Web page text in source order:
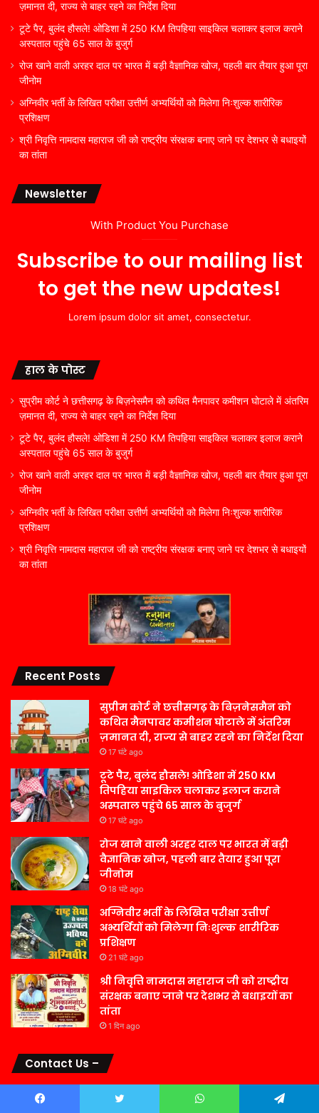
ज़मानत दी, राज्य से बाहर रहने का निर्देश दिया
टूटे पैर, बुलंद हौसले! ओडिशा में 250 KM तिपहिया साइकिल चलाकर इलाज कराने
अस्पताल पहुंचे 65 साल के बुजुर्ग
रोज खाने वाली अरहर दाल पर भारत में बड़ी वैज्ञानिक खोज, पहली बार तैयार हुआ पूरा
जीनोम
अग्निवीर भर्ती के लिखित परीक्षा उत्तीर्ण अभ्यर्थियों को मिलेगा निःशुल्क शारीरिक
प्रशिक्षण
श्री निवृत्ति नामदास महाराज जी को राष्ट्रीय संरक्षक बनाए जाने पर देशभर से बधाइयों
का तांता
Newsletter
With Product You Purchase
Subscribe to our mailing list
to get the new updates!
Lorem ipsum dolor sit amet, consectetur.
हाल के पोस्ट
सुप्रीम कोर्ट ने छत्तीसगढ़ के बिज़नेसमैन को कथित मैनपावर कमीशन घोटाले में अंतरिम
ज़मानत दी, राज्य से बाहर रहने का निर्देश दिया
टूटे पैर, बुलंद हौसले! ओडिशा में 250 KM तिपहिया साइकिल चलाकर इलाज कराने
अस्पताल पहुंचे 65 साल के बुजुर्ग
रोज खाने वाली अरहर दाल पर भारत में बड़ी वैज्ञानिक खोज, पहली बार तैयार हुआ पूरा
जीनोम
अग्निवीर भर्ती के लिखित परीक्षा उत्तीर्ण अभ्यर्थियों को मिलेगा निःशुल्क शारीरिक
प्रशिक्षण
श्री निवृत्ति नामदास महाराज जी को राष्ट्रीय संरक्षक बनाए जाने पर देशभर से बधाइयों
का तांता
Recent Posts
सुप्रीम कोर्ट ने छत्तीसगढ़ के बिज़नेसमैन को
कथित मैनपावर कमीशन घोटाले में अंतरिम
ज़मानत दी, राज्य से बाहर रहने का निर्देश दिया
17 घंटे ago
टूटे पैर, बुलंद हौसले! ओडिशा में 250 KM
तिपहिया साइकिल चलाकर इलाज कराने
अस्पताल पहुंचे 65 साल के बुजुर्ग
17 घंटे ago
रोज खाने वाली अरहर दाल पर भारत में बड़ी
वैज्ञानिक खोज, पहली बार तैयार हुआ पूरा
जीनोम
18 घंटे ago
अग्निवीर भर्ती के लिखित परीक्षा उत्तीर्ण
अभ्यर्थियों को मिलेगा निःशुल्क शारीरिक
प्रशिक्षण
21 घंटे ago
श्री निवृत्ति नामदास महाराज जी को राष्ट्रीय
संरक्षक बनाए जाने पर देशभर से बधाइयों का
तांता
1 दिन ago
Contact Us –